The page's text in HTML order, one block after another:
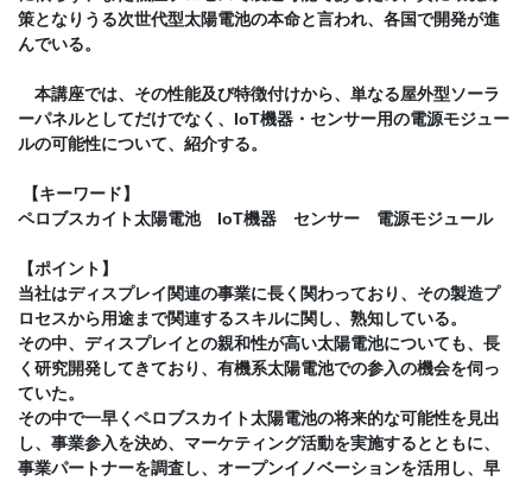
策となりうる次世代型太陽電池の本命と言われ、各国で開発が進
んでいる。
本講座では、その性能及び特徴付けから、単なる屋外型ソーラ
ーパネルとしてだけでなく、IoT機器・センサー用の電源モジュー
ルの可能性について、紹介する。
【キーワード】
ペロブスカイト太陽電池 IoT機器 センサー 電源モジュール
【ポイント】
当社はディスプレイ関連の事業に長く関わっており、その製造プ
ロセスから用途まで関連するスキルに関し、熟知している。
その中、ディスプレイとの親和性が高い太陽電池についても、長
く研究開発してきており、有機系太陽電池での参入の機会を伺っ
ていた。
その中で一早くペロブスカイト太陽電池の将来的な可能性を見出
し、事業参入を決め、マーケティング活動を実施するとともに、
事業パートナーを調査し、オープンイノベーションを活用し、早